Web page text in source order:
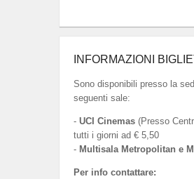
INFORMAZIONI
Sono disponibili presso la
seguenti sale:
- UCI Cinemas(Presso
tutti i giorni ad € 5,50
- Multisala Metropolitan e
Per info contattare: